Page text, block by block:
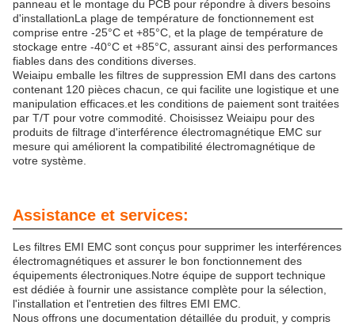
panneau et le montage du PCB pour répondre à divers besoins
d'installationLa plage de température de fonctionnement est
comprise entre -25°C et +85°C, et la plage de température de
stockage entre -40°C et +85°C, assurant ainsi des performances
fiables dans des conditions diverses.
Weiaipu emballe les filtres de suppression EMI dans des cartons
contenant 120 pièces chacun, ce qui facilite une logistique et une
manipulation efficaces.et les conditions de paiement sont traitées
par T/T pour votre commodité. Choisissez Weiaipu pour des
produits de filtrage d'interférence électromagnétique EMC sur
mesure qui améliorent la compatibilité électromagnétique de
votre système.
Assistance et services:
Les filtres EMI EMC sont conçus pour supprimer les interférences
électromagnétiques et assurer le bon fonctionnement des
équipements électroniques.Notre équipe de support technique
est dédiée à fournir une assistance complète pour la sélection,
l'installation et l'entretien des filtres EMI EMC.
Nous offrons une documentation détaillée du produit, y compris